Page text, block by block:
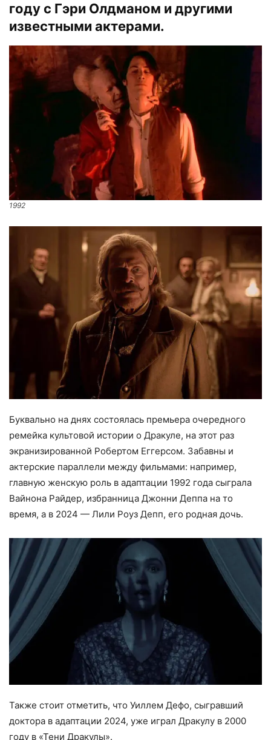
году с Гэри Олдманом и другими
известными актерами.
1992
Буквально на днях состоялась премьера очередного
ремейка культовой истории о Дракуле, на этот раз
экранизированной Робертом Еггерсом. Забавны и
актерские параллели между фильмами: например,
главную женскую роль в адаптации 1992 года сыграла
Вайнона Райдер, избранница Джонни Деппа на то
время, а в 2024 — Лили Роуз Депп, его родная дочь.
Также стоит отметить, что Уиллем Дефо, сыгравший
доктора в адаптации 2024, уже играл Дракулу в 2000
году в «Тени Дракулы».